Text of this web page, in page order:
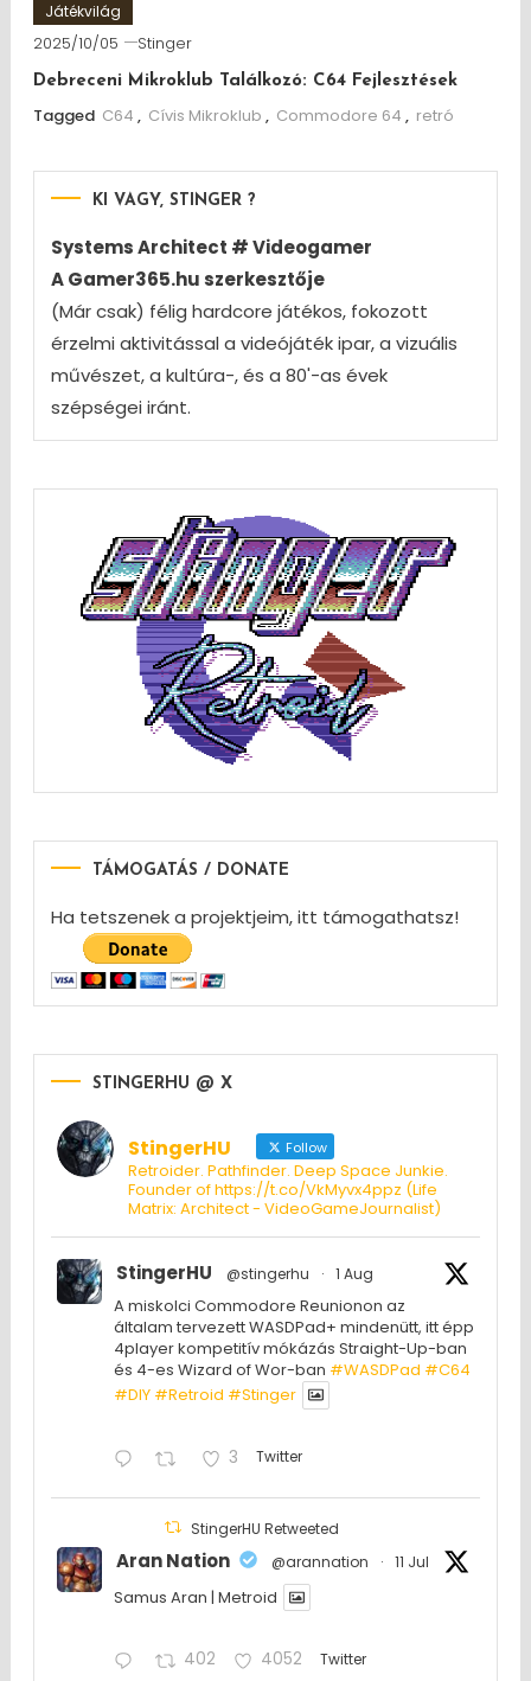
Játékvilág
2025/10/05 Stinger
Debreceni Mikroklub Találkozó: C64 Fejlesztések
Tagged C64 , Cívis Mikroklub , Commodore 64 , retró
KI VAGY, STINGER ?
Systems Architect # Videogamer
A Gamer365.hu szerkesztője
(Már csak) félig hardcore játékos, fokozott
érzelmi aktivitással a videójáték ipar, a vizuális
művészet, a kultúra-, és a 80'-as évek
szépségei iránt.
TÁMOGATÁS / DONATE
Ha tetszenek a projektjeim, itt támogathatsz!
STINGERHU @ X
StingerHU Follow
Retroider. Pathfinder. Deep Space Junkie.
Founder of https://t.co/VkMyvx4ppz (Life
Matrix: Architect - VideoGameJournalist)
StingerHU @stingerhu · 1 Aug
A miskolci Commodore Reunionon az
általam tervezett WASDPad+ mindenütt, itt épp
4player kompetitív mókázás Straight-Up-ban
és 4-es Wizard of Wor-ban #WASDPad #C64
#DIY #Retroid #Stinger
3 Twitter
StingerHU Retweeted
Aran Nation @arannation · 11 Jul
Samus Aran | Metroid
402 4052 Twitter